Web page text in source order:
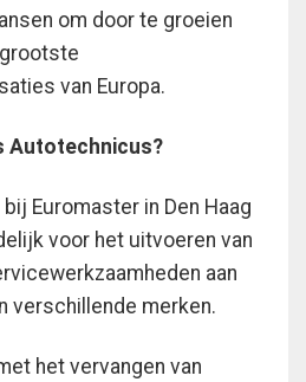
om door te groeien
van Europa.
Autotechnicus?
Euromaster in Den Haag
voor het uitvoeren van
aan
verschillende merken.
het vervangen van